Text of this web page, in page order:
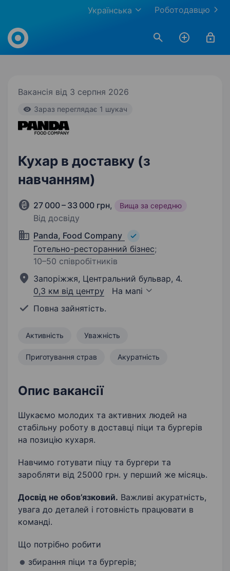
Роботодавцю
Українська
Work.ua
Вакансія від 3 серпня 2026
Зараз переглядає 1 шукач
Кухар в доставку (з
навчанням)
27 000 – 33 000 грн, Вища за середню
Від досвіду
Panda, Food Company
Готельно-ресторанний бізнес;
10–50 співробітників
Запоріжжя, Центральний бульвар, 4.
0,3 км від центру
На мапі
Повна зайнятість.
Активність Уважність
Приготування страв Акуратність
Опис вакансії
Шукаємо молодих та активних людей на
стабільну роботу в доставці піци та бургерів
на позицію кухаря.
Навчимо готувати піцу та бургери та
заробляти від 25000 грн. у перший же місяць.
Досвід не обов’язковий. Важливі акуратність,
увага до деталей і готовність працювати в
команді.
Що потрібно робити
збирання піци та бургерів;